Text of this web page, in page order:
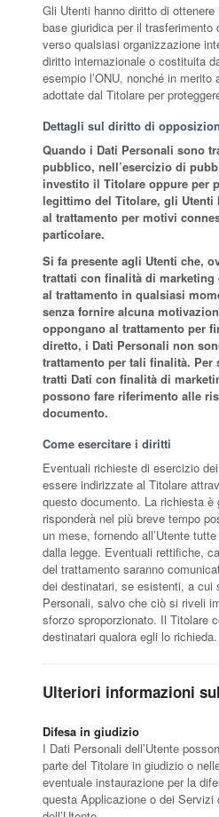
Gli Utenti hanno diritto di
base giuridica per il trasferimento
verso qualsiasi organizzazione
diritto internazionale o costituita
esempio l’ONU, nonché in
adottate dal Titolare per
Dettagli sul diritto di
Quando i Dati Personali sono
pubblico, nell’esercizio di
investito il Titolare oppure per
legittimo del Titolare, gli
al trattamento per motivi
particolare.
Si fa presente agli Utenti che,
trattati con finalità di
al trattamento in qualsiasi
senza fornire alcuna
oppongano al trattamento per
diretto, i Dati Personali non
trattamento per tali finalità.
tratti Dati con finalità di
possono fare riferimento alle
documento.
Come esercitare i diritti
Eventuali richieste di esercizio
essere indirizzate al Titolare
questo documento. La richiesta è
risponderà nel più breve tempo
un mese, fornendo all’Utente
dalla legge. Eventuali rettifiche,
del trattamento saranno
dei destinatari, se esistenti, a cui
Personali, salvo che ciò si riveli
sforzo sproporzionato. Il Titolare
destinatari qualora egli lo richieda.
Ulteriori informazioni
Difesa in giudizio
I Dati Personali dell’Utente
parte del Titolare in giudizio o
eventuale instaurazione per la
questa Applicazione o dei Servizi